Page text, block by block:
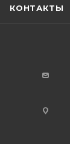
КОНТАКТЫ